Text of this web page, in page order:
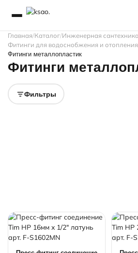
Главная Каталог Инженерная сантехника
Фитинги для водоснобжения и отопления
Фитинги металлопластик
Фитинги
Фитинги под обжим
Фильтры